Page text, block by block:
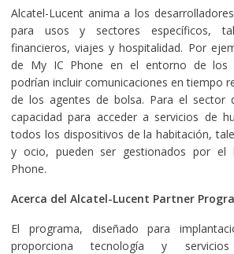
Alcatel-Lucent anima a los
para usos y sectores específicos,
financieros, viajes y hospitalidad. Por
de My IC Phone en el entorno de los
podrían incluir comunicaciones en tiempo
de los agentes de bolsa. Para el sector
capacidad para acceder a servicios de
todos los dispositivos de la habitación,
y ocio, pueden ser gestionados por el
Phone.
Acerca del Alcatel-Lucent Partner
El programa, diseñado para
proporciona tecnología y